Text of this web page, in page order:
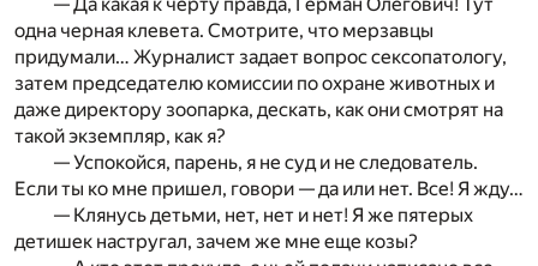
— Да какая к черту правда, Герман Олегович! Тут
одна черная клевета. Смотрите, что мерзавцы
придумали… Журналист задает вопрос сексопатологу,
затем председателю комиссии по охране животных и
даже директору зоопарка, дескать, как они смотрят на
такой экземпляр, как я?
— Успокойся, парень, я не суд и не следователь.
Если ты ко мне пришел, говори — да или нет. Все! Я жду…
— Клянусь детьми, нет, нет и нет! Я же пятерых
детишек настругал, зачем же мне еще козы?